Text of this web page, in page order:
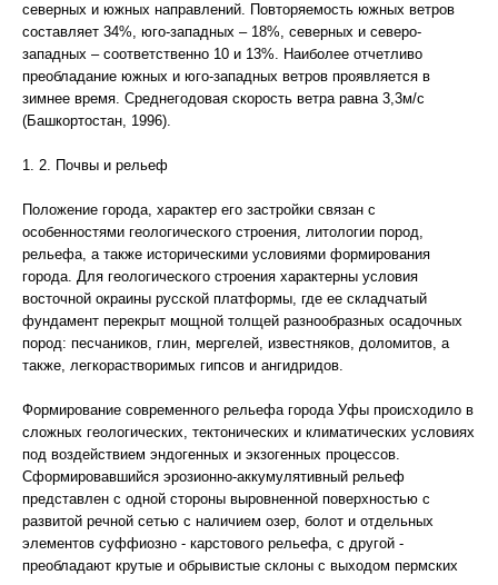
северных и южных направлений. Повторяемость южных ветров
составляет 34%, юго-западных – 18%, северных и северо-
западных – соответственно 10 и 13%. Наиболее отчетливо
преобладание южных и юго-западных ветров проявляется в
зимнее время. Среднегодовая скорость ветра равна 3,3м/с
(Башкортостан, 1996).
1. 2. Почвы и рельеф
Положение города, характер его застройки связан с
особенностями геологического строения, литологии пород,
рельефа, а также историческими условиями формирования
города. Для геологического строения характерны условия
восточной окраины русской платформы, где ее складчатый
фундамент перекрыт мощной толщей разнообразных осадочных
пород: песчаников, глин, мергелей, известняков, доломитов, а
также, легкорастворимых гипсов и ангидридов.
Формирование современного рельефа города Уфы происходило в
сложных геологических, тектонических и климатических условиях
под воздействием эндогенных и экзогенных процессов.
Сформировавшийся эрозионно-аккумулятивный рельеф
представлен с одной стороны выровненной поверхностью с
развитой речной сетью с наличием озер, болот и отдельных
элементов суффиозно - карстового рельефа, с другой -
преобладают крутые и обрывистые склоны с выходом пермских